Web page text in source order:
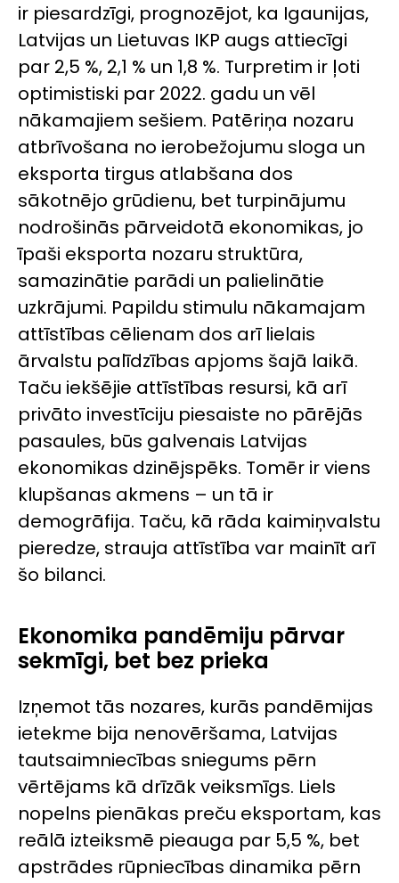
ir piesardzīgi, prognozējot, ka Igaunijas,
Latvijas un Lietuvas IKP augs attiecīgi
par 2,5 %, 2,1 % un 1,8 %. Turpretim ir ļoti
optimistiski par 2022. gadu un vēl
nākamajiem sešiem. Patēriņa nozaru
atbrīvošana no ierobežojumu sloga un
eksporta tirgus atlabšana dos
sākotnējo grūdienu, bet turpinājumu
nodrošinās pārveidotā ekonomikas, jo
īpaši eksporta nozaru struktūra,
samazinātie parādi un palielinātie
uzkrājumi. Papildu stimulu nākamajam
attīstības cēlienam dos arī lielais
ārvalstu palīdzības apjoms šajā laikā.
Taču iekšējie attīstības resursi, kā arī
privāto investīciju piesaiste no pārējās
pasaules, būs galvenais Latvijas
ekonomikas dzinējspēks. Tomēr ir viens
klupšanas akmens – un tā ir
demogrāfija. Taču, kā rāda kaimiņvalstu
pieredze, strauja attīstība var mainīt arī
šo bilanci.
Ekonomika pandēmiju pārvar
sekmīgi, bet bez prieka
Izņemot tās nozares, kurās pandēmijas
ietekme bija nenovēršama, Latvijas
tautsaimniecības sniegums pērn
vērtējams kā drīzāk veiksmīgs. Liels
nopelns pienākas preču eksportam, kas
reālā izteiksmē pieauga par 5,5 %, bet
apstrādes rūpniecības dinamika pērn